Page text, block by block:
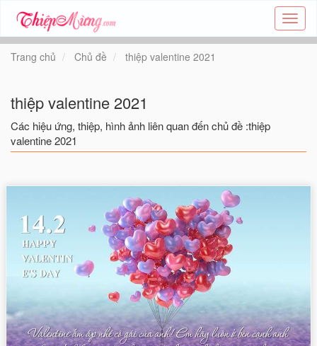
Tạo
thiệp
online
Trang chủ Chủ đề thiệp valentine 2021
thiệp valentine 2021
Các hiệu ứng, thiệp, hình ảnh liên quan đến chủ đề :thiệp
valentine 2021